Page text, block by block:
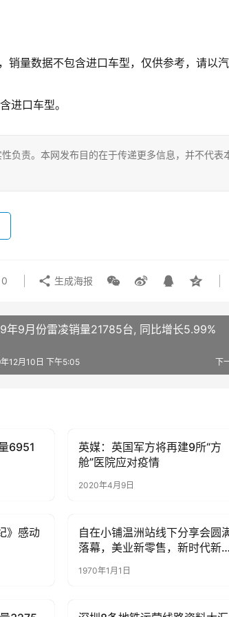
量数据不包含进口车型，仅供参考，请以
口车型。
负责。本网发布目的在于传递更多信息，并不代表
0 生成海报
年9月份雷凌销量21785台, 同比增长5.99%
下
12月10日 下午5:05
6951
母婴亲子
英媒：英国军方将再建9所“方
舱”医院应对疫情
2020年4月9日
》感动
母婴亲子
自在小铺温洲站线下分享会圆
落幕，美业新零售，新时代新
1970年1月1日